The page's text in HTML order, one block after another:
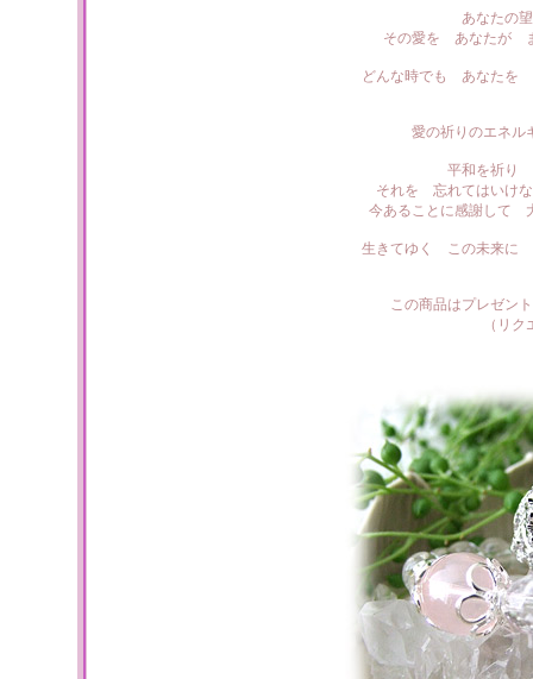
あなたの
その愛を あなたが
どんな時でも あなたを
愛の祈りのエネ
平和を祈り
それを 忘れてはいけ
今あることに感謝して
生きてゆく この未来に
この商品はプレゼン
（リ